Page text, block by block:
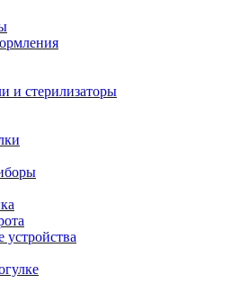
и стерилизаторы